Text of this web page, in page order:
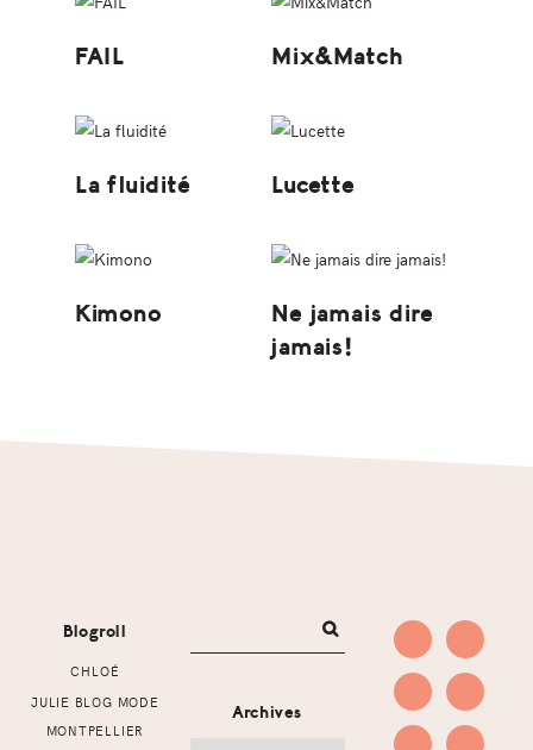
FAIL Mix&Match
La fluidité Lucette
Kimono
Ne jamais dire
jamais!
Blogroll
CHLOÉ
JULIE BLOG MODE
MONTPELLIER
Archives